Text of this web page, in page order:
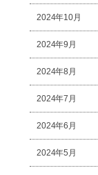
2024年10月
2024年9月
2024年8月
2024年7月
2024年6月
2024年5月